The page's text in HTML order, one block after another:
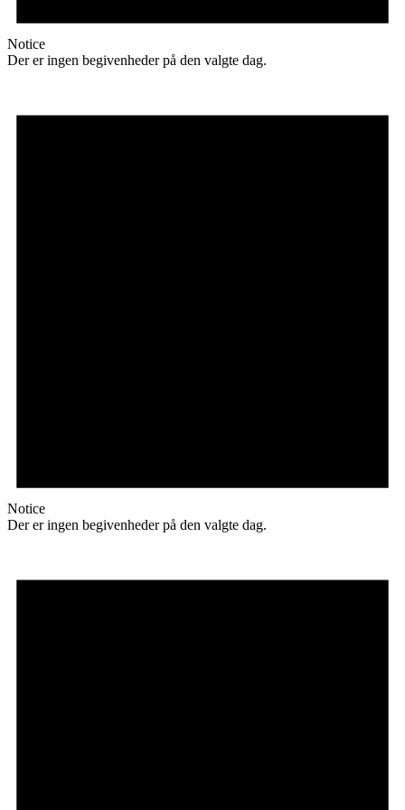
Notice
Der er ingen begivenheder på den valgte dag.
Notice
Der er ingen begivenheder på den valgte dag.